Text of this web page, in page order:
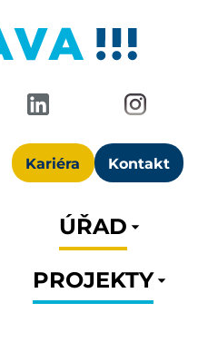
Kariéra Kontakt
ÚŘAD
PROJEKTY